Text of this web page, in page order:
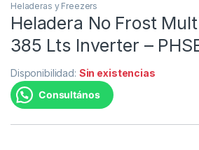
Heladeras y Freezers
Heladera No Frost
385 Lts Inverter –
Disponibilidad: Sin existencias
Consultános